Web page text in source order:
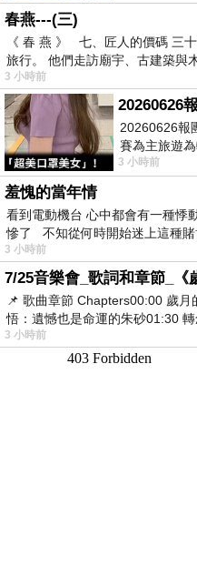
春燕---(三)
《 春 燕 》 七、匠人的價碼 三
旅行。 他們走訪廟宇、古建築與
3 小時前
20260626
20260626報
賽為主旅遊
支............ 賽
3 小時前
羞愧的當年情
看到電動機台 心中都會有一種悸
慘了 不知從何時開始迷上這種賭
3 小時前
7/25音樂會_歌詞和章節_《
📌 歌曲章節 Chapters00:00​ 歲
悟：遺憾也是命運的朱砂01:30​
3 小時前